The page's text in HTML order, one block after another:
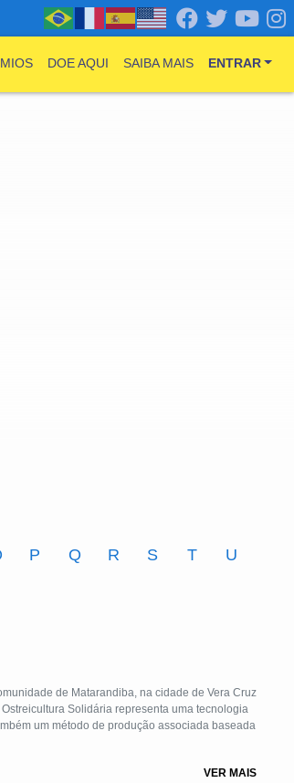
DOE AQUI SAIBA MAIS ENTRAR
P Q R S T
U
de Matarandiba, na cidade de Vera Cruz
Solidária representa uma tecnologia
um método de produção associada baseada
sendo usada em algumas comunidades do
VER MAIS